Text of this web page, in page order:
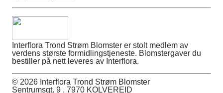
Interflora Trond Strøm Blomster er stolt medlem av
verdens største formidlingstjeneste. Blomstergaver du
bestiller på nett leveres av Interflora.
© 2026 Interflora Trond Strøm Blomster
Sentrumsgt. 9 , 7970 KOLVEREID